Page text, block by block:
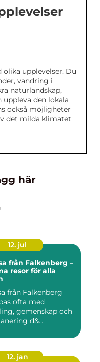
olika upplevelser. Du
vandring i
naturlandskap,
uppleva den lokala
också möjligheter
det milda klimatet
här
12. jul
från Falkenberg –
resor för alla
från Falkenberg
ofta med
gemenskap och
d&...
12. jan